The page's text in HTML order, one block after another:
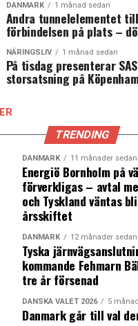
DANMARK 1 månad sedan
Andra tunnelelementet
förbindelsen på plats –
NÄRINGSLIV 1 månad sedan
På tisdag presenterar
storsatsning på
TRENDING
DANMARK 11 månader sedan
Energiö Bornholm på
förverkligas – avtal
och Tyskland väntas
årsskiftet
DANMARK 12 månader sedan
Tyska
kommande Fehmarn
tre år försenad
DANSKA VALET 2026 5
Danmark går till val